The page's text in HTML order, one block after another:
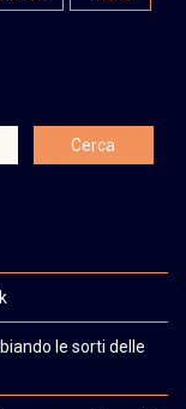
le sorti delle